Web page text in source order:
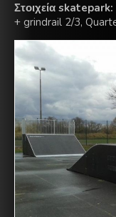
Στοιχεία skatepark:
+ grindrail 2/3,